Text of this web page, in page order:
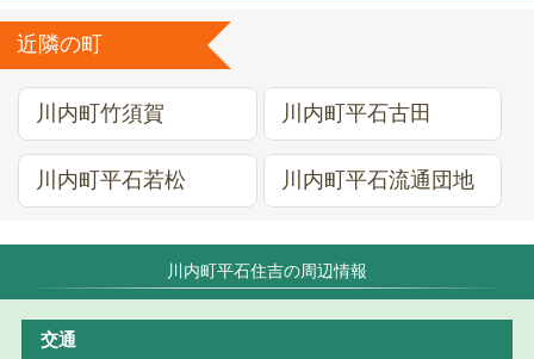
近隣の町
川内町竹須賀 川内町平石古田
川内町平石若松 川内町平石流通団地
川内町平石住吉の周辺情報
交通